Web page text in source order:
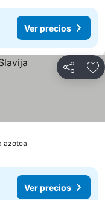
Ver precios
Compartir
azotea
Ver precios